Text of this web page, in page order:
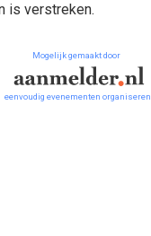
is verstreken.
Mogelijk gemaakt door
eenvoudig evenementen organiseren